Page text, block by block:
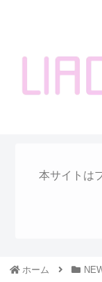
本サイトは
ホーム